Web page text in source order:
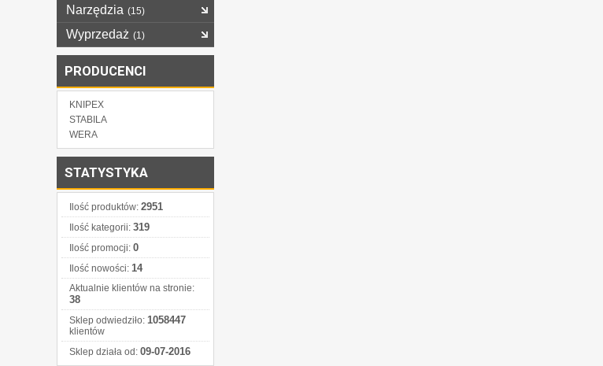
Narzędzia (15)
Wyprzedaż (1)
PRODUCENCI
KNIPEX
STABILA
WERA
STATYSTYKA
Ilość produktów: 2951
Ilość kategorii: 319
Ilość promocji: 0
Ilość nowości: 14
Aktualnie klientów na stronie:
38
Sklep odwiedziło: 1058447
klientów
Sklep działa od: 09-07-2016